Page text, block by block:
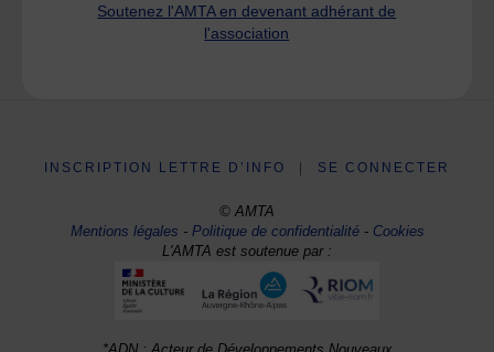
Soutenez l'AMTA en devenant adhérant de
l'association
INSCRIPTION LETTRE D’INFO SE CONNECTER
© AMTA
Mentions légales -Politique de confidentialité- Cookies
L'AMTA est soutenue par :